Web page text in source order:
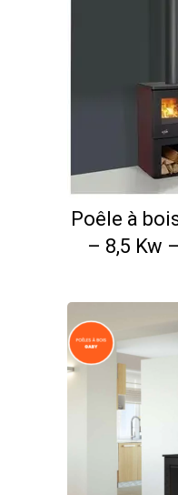
Poêle à
– 8,5 Kw